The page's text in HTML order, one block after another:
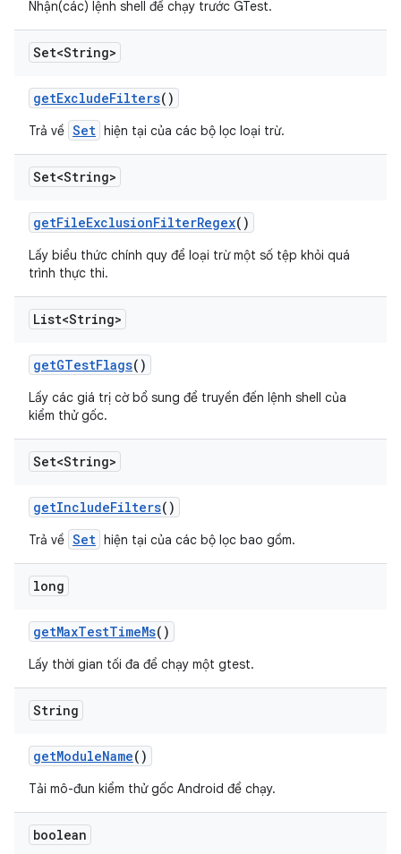
Nhận(các) lệnh shell để chạy trước GTest.
Set<String>
getExcludeFilters()
Trả về Set hiện tại của các bộ lọc loại trừ.
Set<String>
getFileExclusionFilterRegex()
Lấy biểu thức chính quy để loại trừ một số tệp khỏi quá
trình thực thi.
List<String>
getGTestFlags()
Lấy các giá trị cờ bổ sung để truyền đến lệnh shell của
kiểm thử gốc.
Set<String>
getIncludeFilters()
Trả về Set hiện tại của các bộ lọc bao gồm.
long
getMaxTestTimeMs()
Lấy thời gian tối đa để chạy một gtest.
String
getModuleName()
Tải mô-đun kiểm thử gốc Android để chạy.
boolean